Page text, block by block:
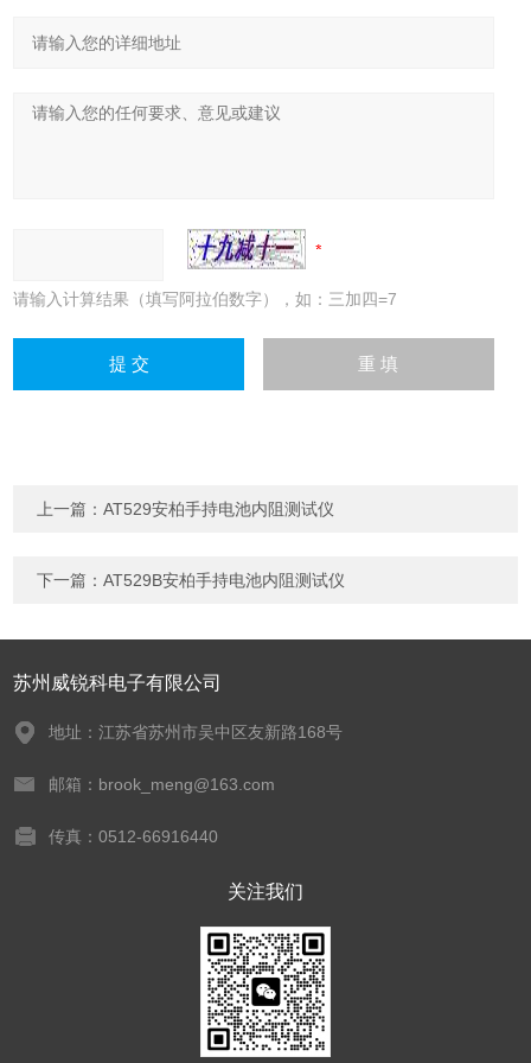
请输入计算结果（填写阿拉伯数字），如：三加四=7
上一篇：AT529安柏手持电池内阻测试仪
下一篇：AT529B安柏手持电池内阻测试仪
苏州威锐科电子有限公司
地址：江苏省苏州市吴中区友新路168号
邮箱：brook_meng@163.com
传真：0512-66916440
关注我们